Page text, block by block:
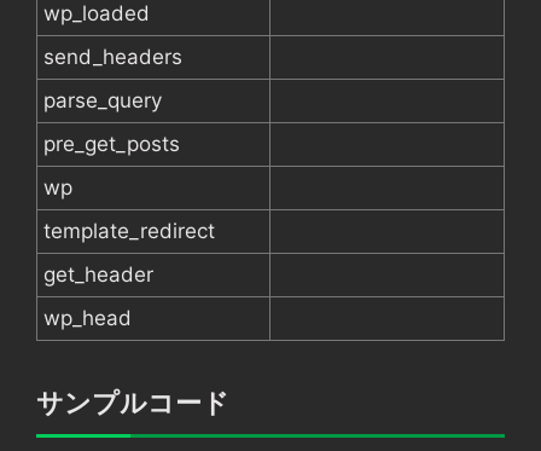
wp_loaded
send_headers
parse_query
pre_get_posts
wp
template_redirect
get_header
wp_head
サンプルコード